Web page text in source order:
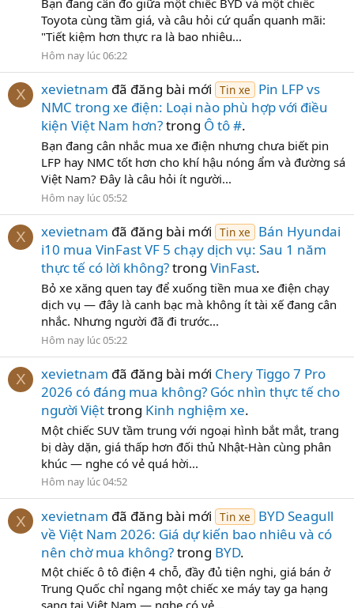
Bạn đang cân đo giữa một chiếc BYD và một chiếc
Toyota cùng tầm giá, và câu hỏi cứ quẩn quanh mãi:
"Tiết kiệm hơn thực ra là bao nhiêu...
Hôm nay lúc 06:22
X xevietnam đã đăng bài mới Tin xe
Pin LFP vs
NMC trong xe điện: Loại nào phù hợp với điều
kiện Việt Nam hơn?trong Ô tô #.
Bạn đang cân nhắc mua xe điện nhưng chưa biết pin
LFP hay NMC tốt hơn cho khí hậu nóng ẩm và đường sá
Việt Nam? Đây là câu hỏi ít người...
Hôm nay lúc 05:52
X xevietnam đã đăng bài mới Tin xe
Bán Hyundai
i10 mua VinFast VF 5 chạy dịch vụ: Sau 1 năm
thực tế có lời không?trong VinFast.
Bỏ xe xăng quen tay để xuống tiền mua xe điện chạy
dịch vụ — đây là canh bạc mà không ít tài xế đang cân
nhắc. Nhưng người đã đi trước...
Hôm nay lúc 05:22
X xevietnam đã đăng bài mới Chery Tiggo 7 Pro
2026 có đáng mua không? Góc nhìn thực tế cho
người Việttrong Kinh nghiệm xe.
Một chiếc SUV tầm trung với ngoại hình bắt mắt, trang
bị dày dặn, giá thấp hơn đối thủ Nhật-Hàn cùng phân
khúc — nghe có vẻ quá hời...
Hôm nay lúc 04:52
X xevietnam đã đăng bài mới Tin xe
BYD Seagull
về Việt Nam 2026: Giá dự kiến bao nhiêu và có
nên chờ mua không?trong BYD.
Một chiếc ô tô điện 4 chỗ, đầy đủ tiện nghi, giá bán ở
Trung Quốc chỉ ngang một chiếc xe máy tay ga hạng